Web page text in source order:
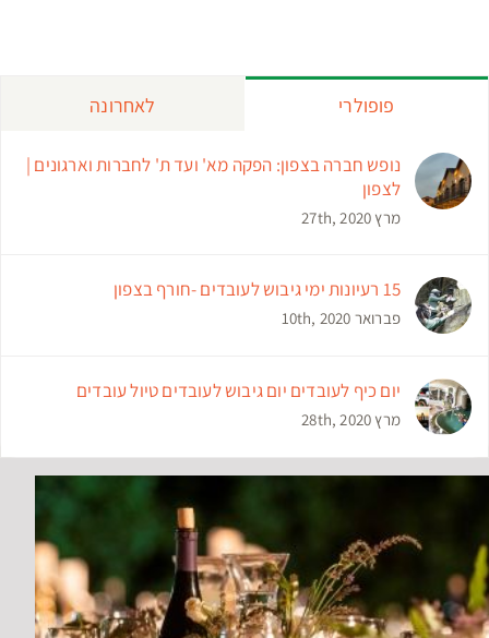
פופולרי לאחרונה
נופש חברה בצפון: הפקה מא' ועד ת' לחברות וארגונים |
לצפון
מרץ 27th, 2020
15 רעיונות ימי גיבוש לעובדים -חורף בצפון
פברואר 10th, 2020
יום כיף לעובדים יום גיבוש לעובדים טיול עובדים
מרץ 28th, 2020